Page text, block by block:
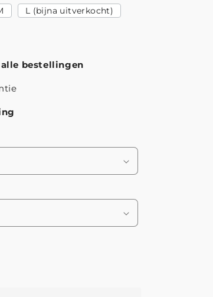
L (bijna uitverkocht)
bestellingen